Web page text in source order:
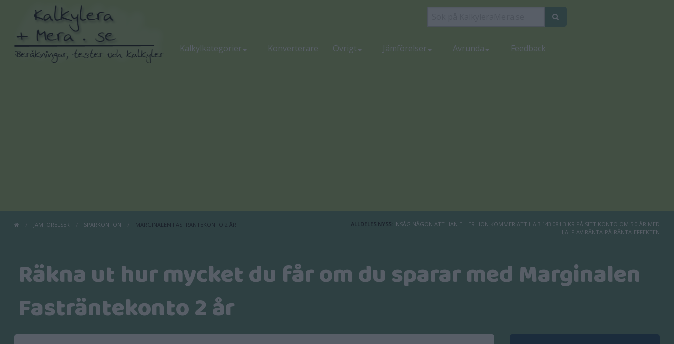
Kalkylkategorier Konverterare Övrigt Jämförelser Avrunda Feedback
JÄMFÖRELSER SPARKONTON MARGINALEN FASTRÄNTEKONTO 2 ÅR ALLDELES NYSS: INSÅG NÅGON ATT HAN ELLER HON KOMMER ATT HA 3 143 081.3 KR PÅ SITT KONTO OM 5.0 ÅR MED
HJÄLP AV RÄNTA-PÅ-RÄNTA-EFFEKTEN
Räkna ut hur mycket du får om du sparar med Marginalen
Fasträntekonto 2 år